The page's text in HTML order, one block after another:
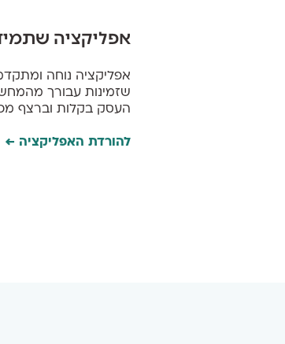
אפליקציה
אפליקציה נוחה
שזמינות עבורך
העסק בקלות וברצף
להורדת האפליקציה ←